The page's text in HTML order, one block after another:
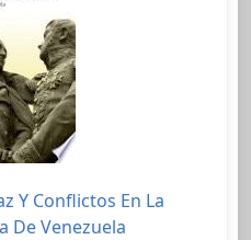
Y Conflictos En La
De Venezuela